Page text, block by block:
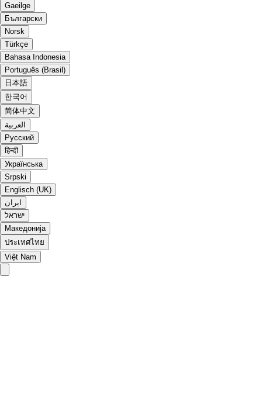
Gaeilge
Български
Norsk
Türkçe
Bahasa Indonesia
Português (Brasil)
日本語
한국어
简体中文
العربية
Русский
हिन्दी
Українська
Srpski
Englisch (UK)
ایران
ישראל
Македонија
ประเทศไทย
Việt Nam